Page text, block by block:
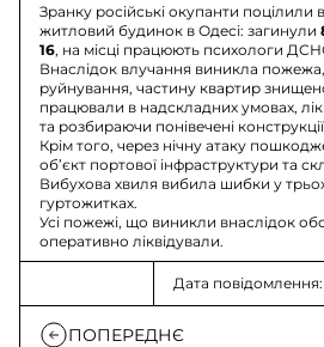
Зранку російські окупанти поцілили
житловий будинок в Одесі: загинули
16, на місці працюють психологи
Внаслідок влучання виникла пожежа,
руйнування, частину квартир
працювали в надскладних умовах,
та розбираючи понівечені
Крім того, через нічну атаку
об’єкт портової інфраструктури та
Вибухова хвиля вибила шибки у
гуртожитках.
Усі пожежі, що виникли внаслідок
оперативно ліквідували.
Дата повідомлення:
ПОПЕРЕДНЄ